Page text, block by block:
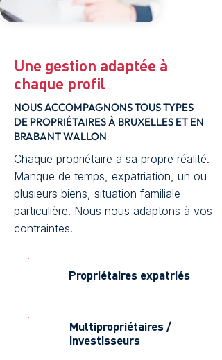
Une gestion adaptée à
chaque profil
NOUS ACCOMPAGNONS TOUS TYPES
DE PROPRIÉTAIRES À BRUXELLES ET EN
BRABANT WALLON
Chaque propriétaire a sa propre réalité.
Manque de temps, expatriation, un ou
plusieurs biens, situation familiale
particulière. Nous nous adaptons à vos
contraintes.
Propriétaires expatriés
Multipropriétaires /
investisseurs